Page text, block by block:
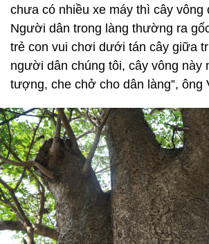
chưa có nhiều xe máy thì cây vông
Người dân trong làng thường ra
trẻ con vui chơi dưới tán cây giữa
người dân chúng tôi, cây vông này
tượng, che chở cho dân làng”, ông